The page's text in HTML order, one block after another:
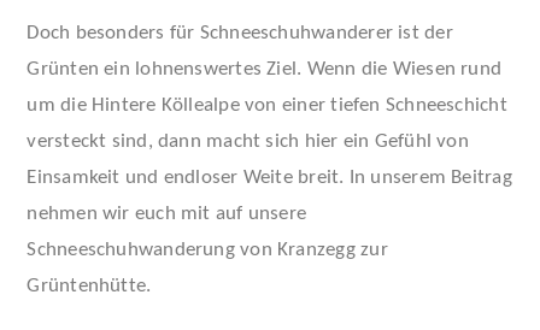
Doch besonders für Schneeschuhwanderer ist der
Grünten ein lohnenswertes Ziel. Wenn die Wiesen rund
um die Hintere Köllealpe von einer tiefen Schneeschicht
versteckt sind, dann macht sich hier ein Gefühl von
Einsamkeit und endloser Weite breit. In unserem Beitrag
nehmen wir euch mit auf unsere
Schneeschuhwanderung von Kranzegg zur
Grüntenhütte.